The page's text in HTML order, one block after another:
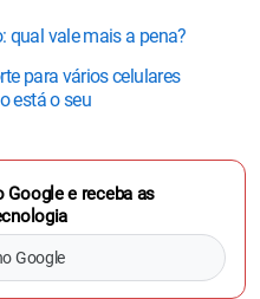
qual vale mais a pena?
para vários celulares
está o seu
Google e receba as
Google